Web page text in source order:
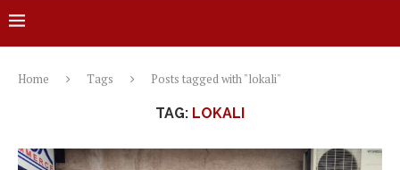
Home Tags Posts tagged with "lokali"
TAG: LOKALI